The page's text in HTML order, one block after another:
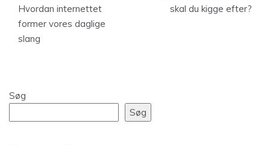
Hvordan internettet
former vores daglige
slang
skal du kigge efter?
Søg
Søg